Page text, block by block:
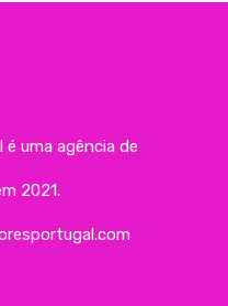
uma agência de
2021.